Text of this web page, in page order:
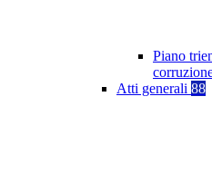
Piano
Atti generali 88